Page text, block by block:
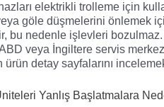
elektrikli trolleme için
göle düşmelerini önlemek
bu nedenle işlevleri
veya İngiltere servis
detay sayfalarını
Yanlış Başlatmalara